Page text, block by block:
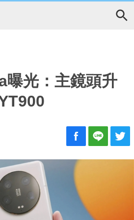
曝光：主鏡頭升